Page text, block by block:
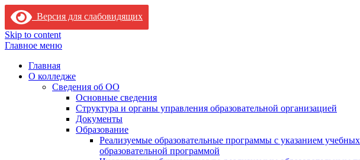
Версия для слабовидящих
Skip to content
Главное меню
Главная
О колледже
Сведения об ОО
Основные сведения
Структура и органы управления образовательной организацией
Документы
Образование
Реализуемые образовательные программы с указанием
образовательной программой